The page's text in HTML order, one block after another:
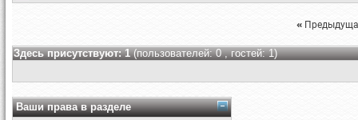
«
Здесь присутствуют: 1(пользователей: 0 , гостей: 1)
Ваши права в разделе